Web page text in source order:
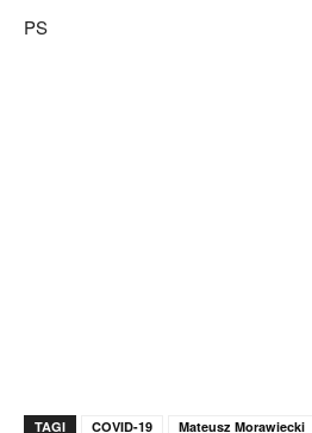
PS
TAGI COVID-19 Mateusz Morawiecki